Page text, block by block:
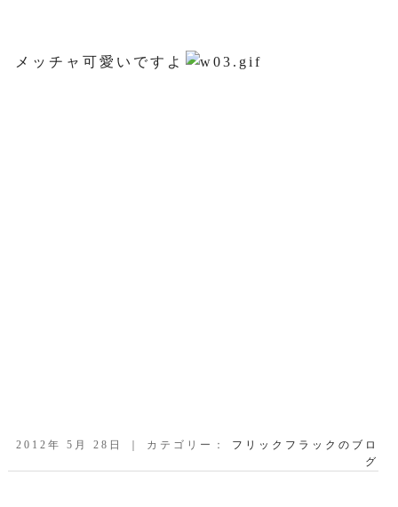
メッチャ可愛いですよ
2012年 5月 28日 ｜ カテゴリー： フリックフラックのブロ
グ